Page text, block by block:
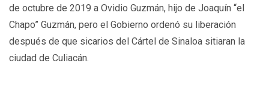
de octubre de 2019 a Ovidio Guzmán, hijo de Joaquín “el
Chapo” Guzmán, pero el Gobierno ordenó su liberación
después de que sicarios del Cártel de Sinaloa sitiaran la
ciudad de Culiacán.